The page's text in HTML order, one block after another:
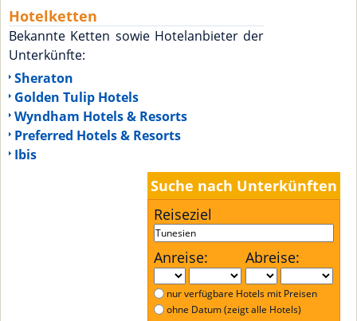
Hotelketten
Bekannte Ketten sowie Hotelanbieter der
Unterkünfte:
Sheraton
Golden Tulip Hotels
Wyndham Hotels & Resorts
Preferred Hotels & Resorts
Ibis
Suche nach Unterkünften
Reiseziel
Anreise: Abreise:
nur verfügbare Hotels mit Preisen
ohne Datum (zeigt alle Hotels)